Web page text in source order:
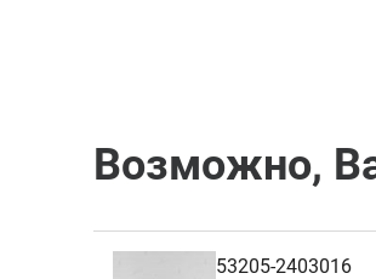
Возможно,
53205-2403016